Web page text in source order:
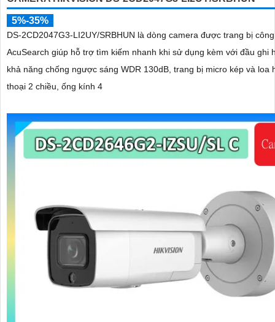
5%-35%
DS-2CD2047G3-LI2UY/SRBHUN là dòng camera được trang bị
AcuSearch giúp hỗ trợ tìm kiếm nhanh khi sử dụng kèm với đầu ghi
khả năng chống ngược sáng WDR 130dB, trang bị micro kép và loa
thoại 2 chiều, ống kính 4